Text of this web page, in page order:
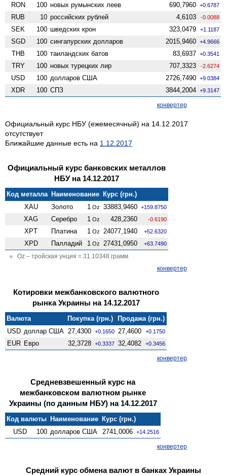
RON 100 новых румынских леев 690,7960 +0.6787
RUB 10 российских рублей 4,6103 -0.0088
SEK 100 шведских крон 323,0479 +1.1187
SGD 100 сингапурских долларов 2015,9460 +4.9666
THB 100 таиландских батов 83,6937 +0.3541
TRY 100 новых турецких лир 707,3323 -2.6274
USD 100 долларов США 2726,7490 +9.0384
XDR 100 СПЗ 3844,2004 +9.3147
конвертер
Официальный курс НБУ (ежемесячный) на 14.12.2017
отсутствует
Ближайшие данные есть на 1.12.2017
Официальный курс банковских металлов
НБУ на 14.12.2017
Код металла Наименование Курс (грн.)
XAU
Золото 1 Oz 33883,9460 +159.8750
XAG Серебро 1 Oz 428,2360 -0.6190
XPT Платина 1 Oz 24077,1940 +52.6320
XPD Палладий 1 Oz 27431,0950 +63.7490
Oz – тройская унция = 31.10348 грамм
конвертер
Котировки межбанковского валютного
рынка Украины на 14.12.2017
Валюта Покупка (грн.)
Продажа (грн.)
USD доллар США 27,4300 +0.1650 27,4600 +0.1750
EUR Евро 32,3728 +0.3337 32,4082 +0.3456
конвертер
Средневзвешенный курс на
межбанковском валютном рынке
Украины (по данным НБУ) на 14.12.2017
Код валюты Наименование Курс (грн.)
USD
100 долларов США 2741,0006 +14.2516
конвертер
Средний курс обмена валют в банках Украины